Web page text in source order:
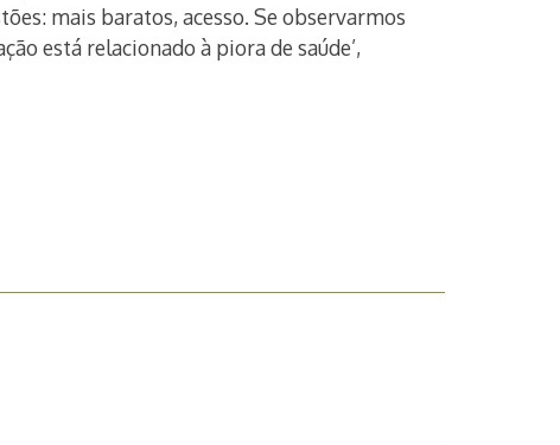
mais baratos, acesso. Se observarmos
está relacionado à piora de saúde’,